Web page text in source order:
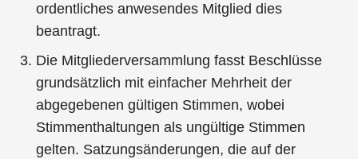
ordentliches anwesendes Mitglied dies
beantragt.
Die Mitgliederversammlung fasst Beschlüsse
grundsätzlich mit einfacher Mehrheit der
abgegebenen gültigen Stimmen, wobei
Stimmenthaltungen als ungültige Stimmen
gelten. Satzungsänderungen, die auf der